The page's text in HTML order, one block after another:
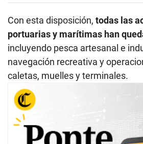
Con esta disposición, todas las
portuarias y marítimas han
incluyendo pesca artesanal e
navegación recreativa y
caletas, muelles y terminales.